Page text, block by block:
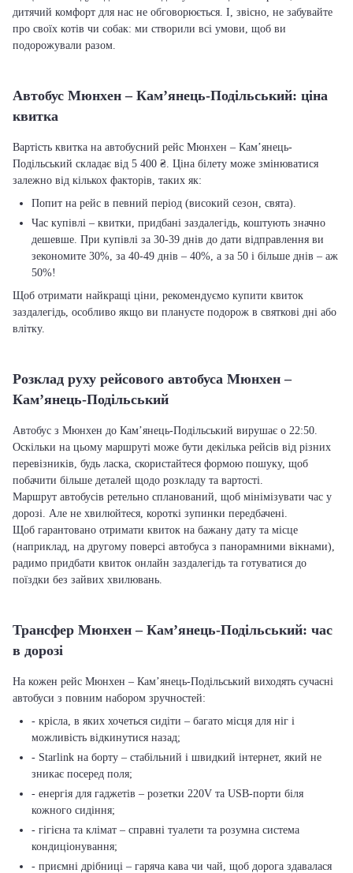
дитячий комфорт для нас не обговорюється. І, звісно, не забувайте
про своїх котів чи собак: ми створили всі умови, щоб ви
подорожували разом.
Автобус Мюнхен – Кам’янець-Подільський: ціна
квитка
Вартість квитка на автобусний рейс Мюнхен – Кам’янець-
Подільський складає від 5 400 ₴. Ціна білету може змінюватися
залежно від кількох факторів, таких як:
Попит на рейс в певний період (високий сезон, свята).
Час купівлі – квитки, придбані заздалегідь, коштують значно
дешевше. При купівлі за 30-39 днів до дати відправлення ви
зекономите 30%, за 40-49 днів – 40%, а за 50 і більше днів – аж
50%!
Щоб отримати найкращі ціни, рекомендуємо купити квиток
заздалегідь, особливо якщо ви плануєте подорож в святкові дні або
влітку.
Розклад руху рейсового автобуса Мюнхен –
Кам’янець-Подільський
Автобус з Мюнхен до Кам’янець-Подільський вирушає о 22:50.
Оскільки на цьому маршруті може бути декілька рейсів від різних
перевізників, будь ласка, скористайтеся формою пошуку, щоб
побачити більше деталей щодо розкладу та вартості.
Маршрут автобусів ретельно спланований, щоб мінімізувати час у
дорозі. Але не хвилюйтеся, короткі зупинки передбачені.
Щоб гарантовано отримати квиток на бажану дату та місце
(наприклад, на другому поверсі автобуса з панорамними вікнами),
радимо придбати квиток онлайн заздалегідь та готуватися до
поїздки без зайвих хвилювань.
Трансфер Мюнхен – Кам’янець-Подільський: час
в дорозі
На кожен рейс Мюнхен – Кам’янець-Подільський виходять сучасні
автобуси з повним набором зручностей:
- крісла, в яких хочеться сидіти – багато місця для ніг і
можливість відкинутися назад;
- Starlink на борту – стабільний і швидкий інтернет, який не
зникає посеред поля;
- енергія для гаджетів – розетки 220V та USB-порти біля
кожного сидіння;
- гігієна та клімат – справні туалети та розумна система
кондиціонування;
- приємні дрібниці – гаряча кава чи чай, щоб дорога здавалася